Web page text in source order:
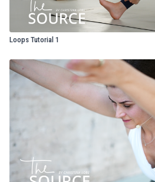
Loops Tutorial 1